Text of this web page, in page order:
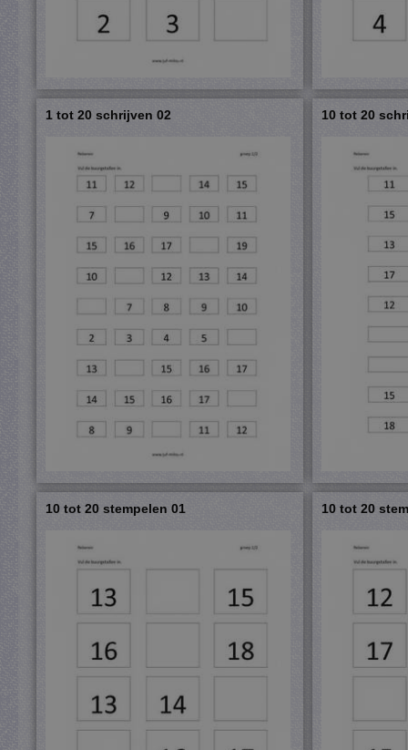
1 tot 20 schrijven 02 10 tot 20
10 tot 20 stempelen 01 10 tot 20